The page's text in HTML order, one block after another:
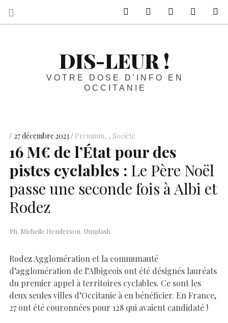
DIS-LEUR !
VOTRE DOSE D'INFO EN
OCCITANIE
27 décembre 2023 Premium, Société
16 M€ de l’État pour des
pistes cyclables : Le Père Noël
passe une seconde fois à Albi et
Rodez
Ph. Micheile Henderson. Unsplash
Rodez Agglomération et la communauté
d’agglomération de l’Albigeois ont été désignés lauréats
du premier appel à territoires cyclables. Ce sont les
deux seules villes d’Occitanie à en bénéficier. En France,
27 ont été couronnées pour 128 qui avaient candidaté !